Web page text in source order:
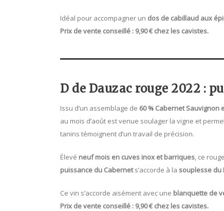
Idéal pour accompagner un dos de cabillaud aux
Prix de vente conseillé : 9,90 € chez les cavistes.
D de Dauzac rouge 2022 :
Issu d’un assemblage de 60 % Cabernet Sauvignon
au mois d’août est venue soulager la vigne et
tanins témoignent d’un travail de précision.
Élevé neuf mois en cuves inox et barriques, ce
puissance du Cabernets’accorde à la souplesse du
Ce vin s’accorde aisément avec une blanquette de
Prix de vente conseillé : 9,90 € chez les cavistes.